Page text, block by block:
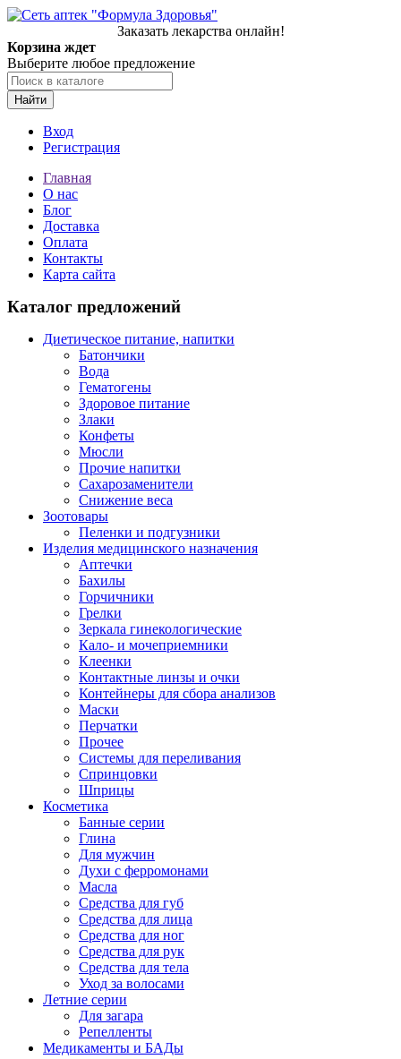
Заказать лекарства онлайн!
Корзина ждет
Выберите любое предложение
Найти
Вход
Регистрация
Главная
О нас
Блог
Доставка
Оплата
Контакты
Карта сайта
Каталог предложений
Диетическое питание, напитки
Батончики
Вода
Гематогены
Здоровое питание
Злаки
Конфеты
Мюсли
Прочие напитки
Сахарозаменители
Снижение веса
Зоотовары
Пеленки и подгузники
Изделия медицинского назначения
Аптечки
Бахилы
Горчичники
Грелки
Зеркала гинекологические
Кало- и мочеприемники
Клеенки
Контактные линзы и очки
Контейнеры для сбора анализов
Маски
Перчатки
Прочее
Системы для переливания
Спринцовки
Шприцы
Косметика
Банные серии
Глина
Для мужчин
Духи с ферромонами
Масла
Средства для губ
Средства для лица
Средства для ног
Средства для рук
Средства для тела
Уход за волосами
Летние серии
Для загара
Репелленты
Медикаменты и БАДы